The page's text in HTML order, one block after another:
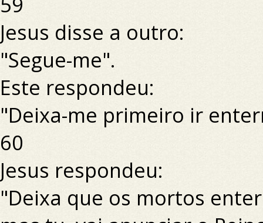
Jesus disse a outro:
"Segue-me".
Este respondeu:
"Deixa-me primeiro ir
60
Jesus respondeu:
"Deixa que os mortos